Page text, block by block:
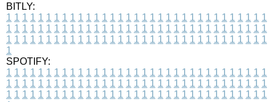
BITLY:
1 1 1 1 1 1 1 1 1 1 1 1 1 1 1 1 1 1 1 1 1 1 1 1 1 1 1 1 1 1 1 1 1
1 1 1 1 1 1 1 1 1 1 1 1 1 1 1 1 1 1 1 1 1 1 1 1 1 1 1 1 1 1 1 1 1
1 1 1 1 1 1 1 1 1 1 1 1 1 1 1 1 1 1 1 1 1 1 1 1 1 1 1 1 1 1 1 1 1
1
SPOTIFY:
1 1 1 1 1 1 1 1 1 1 1 1 1 1 1 1 1 1 1 1 1 1 1 1 1 1 1 1 1 1 1 1 1
1 1 1 1 1 1 1 1 1 1 1 1 1 1 1 1 1 1 1 1 1 1 1 1 1 1 1 1 1 1 1 1 1
1 1 1 1 1 1 1 1 1 1 1 1 1 1 1 1 1 1 1 1 1 1 1 1 1 1 1 1 1 1 1 1 1